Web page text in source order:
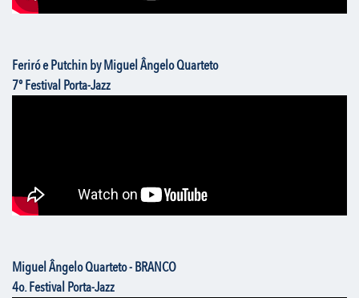
Feriró e Putchin by Miguel Ângelo Quarteto
7º Festival Porta-Jazz
Miguel Ângelo Quarteto - BRANCO
4o. Festival Porta-Jazz